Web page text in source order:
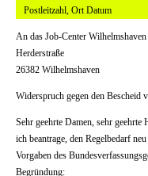
Postleitzahl, Ort Datum
An das Job-Center Wilhelmshaven
Herderstraße
26382 Wilhelmshaven
Widerspruch gegen den
Sehr geehrte Damen, sehr geehrte
ich beantrage, den Regelbedarf
Vorgaben des
Begründung: